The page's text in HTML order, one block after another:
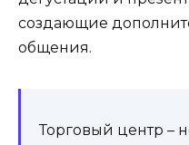
создающие
общения.
Торговый центр –